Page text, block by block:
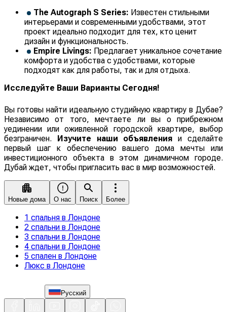
The Autograph S Series: Известен стильными
интерьерами и современными удобствами, этот
проект идеально подходит для тех, кто ценит
дизайн и функциональность.
Empire Livings: Предлагает уникальное сочетание
комфорта и удобства с удобствами, которые
подходят как для работы, так и для отдыха.
Исследуйте Ваши Варианты Сегодня!
Вы готовы найти идеальную студийную квартиру в Дубае?
Независимо от того, мечтаете ли вы о прибрежном
уединении или оживленной городской квартире, выбор
безграничен. Изучите наши объявления и сделайте
первый шаг к обеспечению вашего дома мечты или
инвестиционного объекта в этом динамичном городе.
Дубай ждет, чтобы пригласить вас в мир возможностей.
Новые дома О нас Поиск Более
1 спальня в Лондоне
2 спальни в Лондоне
3 спальни в Лондоне
4 спальни в Лондоне
5 спален в Лондоне
Люкс в Лондоне
Русский